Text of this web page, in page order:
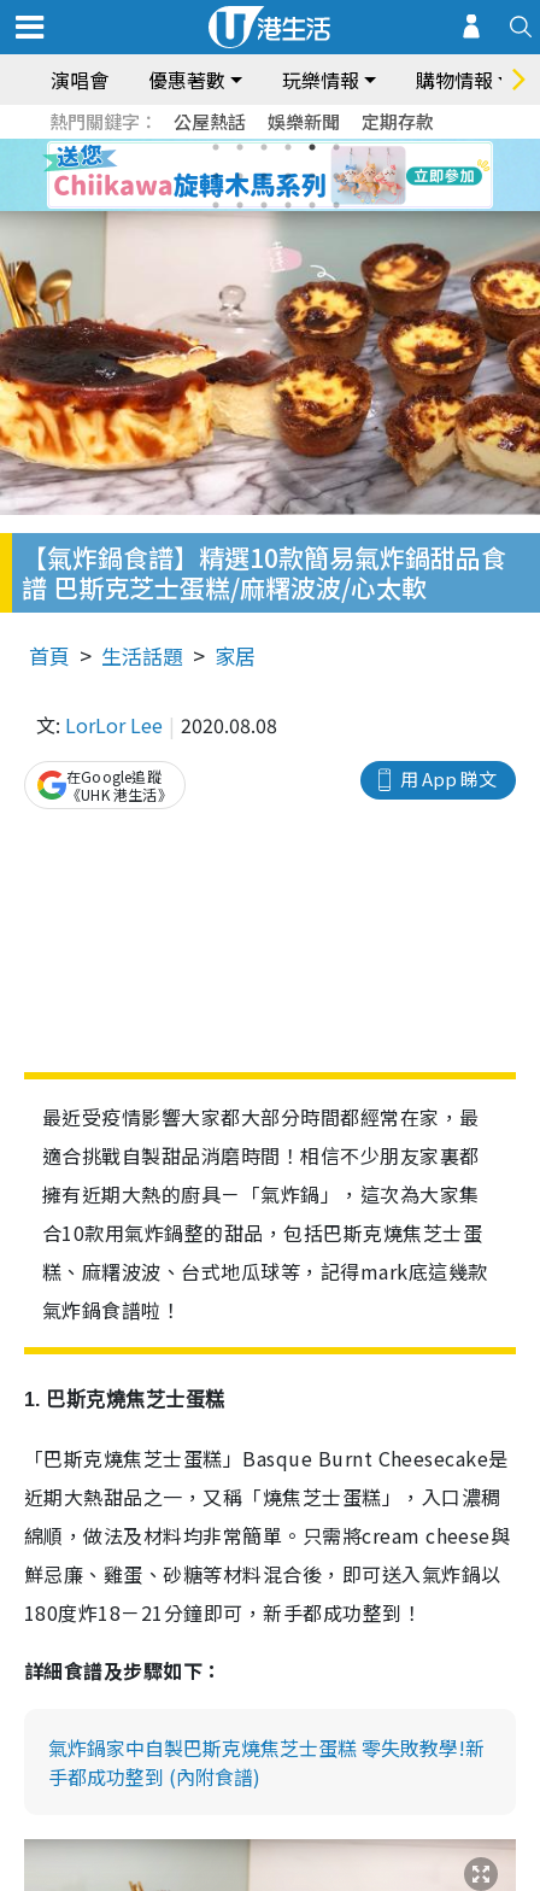
演唱會 優惠著數 玩樂情報 購物情報
熱門關鍵字： 公屋熱話 娛樂新聞 定期存款
【氣炸鍋食譜】精選10款簡易氣炸鍋甜品食
譜 巴斯克芝士蛋糕/麻糬波波/心太軟
首頁 生活話題 家居
文: LorLor Lee 2020.08.08
用 App 睇文
在Google追蹤
《UHK 港生活》
最近受疫情影響大家都大部分時間都經常在家，最
適合挑戰自製甜品消磨時間！相信不少朋友家裏都
擁有近期大熱的廚具－「氣炸鍋」，這次為大家集
合10款用氣炸鍋整的甜品，包括巴斯克燒焦芝士蛋
糕、麻糬波波、台式地瓜球等，記得mark底這幾款
氣炸鍋食譜啦！
1. 巴斯克燒焦芝士蛋糕
「巴斯克燒焦芝士蛋糕」Basque Burnt Cheesecake是
近期大熱甜品之一，又稱「燒焦芝士蛋糕」，入口濃稠
綿順，做法及材料均非常簡單。只需將cream cheese與
鮮忌廉、雞蛋、砂糖等材料混合後，即可送入氣炸鍋以
180度炸18－21分鐘即可，新手都成功整到！
詳細食譜及步驟如下：
氣炸鍋家中自製巴斯克燒焦芝士蛋糕 零失敗教學!新
手都成功整到 (內附食譜)